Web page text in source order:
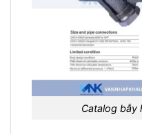
Catalog bẫy